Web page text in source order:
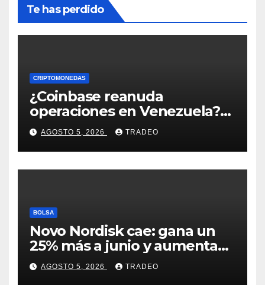
Te has perdido
CRIPTOMONEDAS
¿Coinbase reanuda
operaciones en Venezuela?
Post críptico enciende el
debate
AGOSTO 5, 2026 TRADEO
BOLSA
Novo Nordisk cae: gana un
25% más a junio y aumenta
previsiones, pero no
convence
AGOSTO 5, 2026 TRADEO